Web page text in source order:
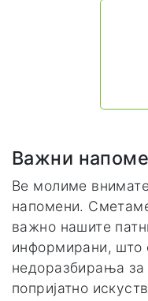
Важни
Ве молиме
напомени.
важно нашите
информирани, што
недоразбирања
попријатно